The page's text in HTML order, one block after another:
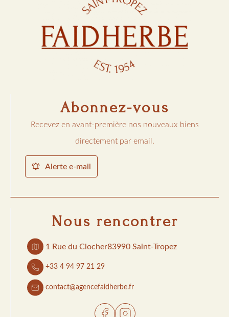
Abonnez-vous
Recevez en avant-première nos nouveaux biens
directement par email.
Alerte e-mail
Nous rencontrer
1 Rue du Clocher83990 Saint-Tropez
+33 4 94 97 21 29
contact@agencefaidherbe.fr